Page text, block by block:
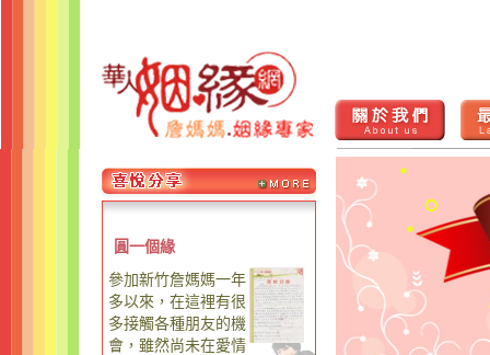
圓一個緣
參加新竹詹媽媽一年
多以來，在這裡有很
多接觸各種朋友的機
會，雖然尚未在愛情